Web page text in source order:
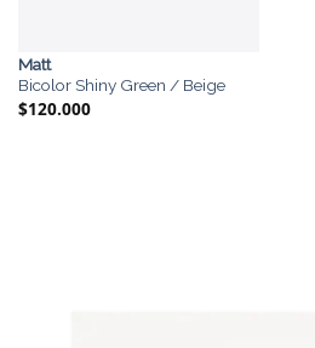
Matt
Bicolor Shiny Green / Beige
$120.000